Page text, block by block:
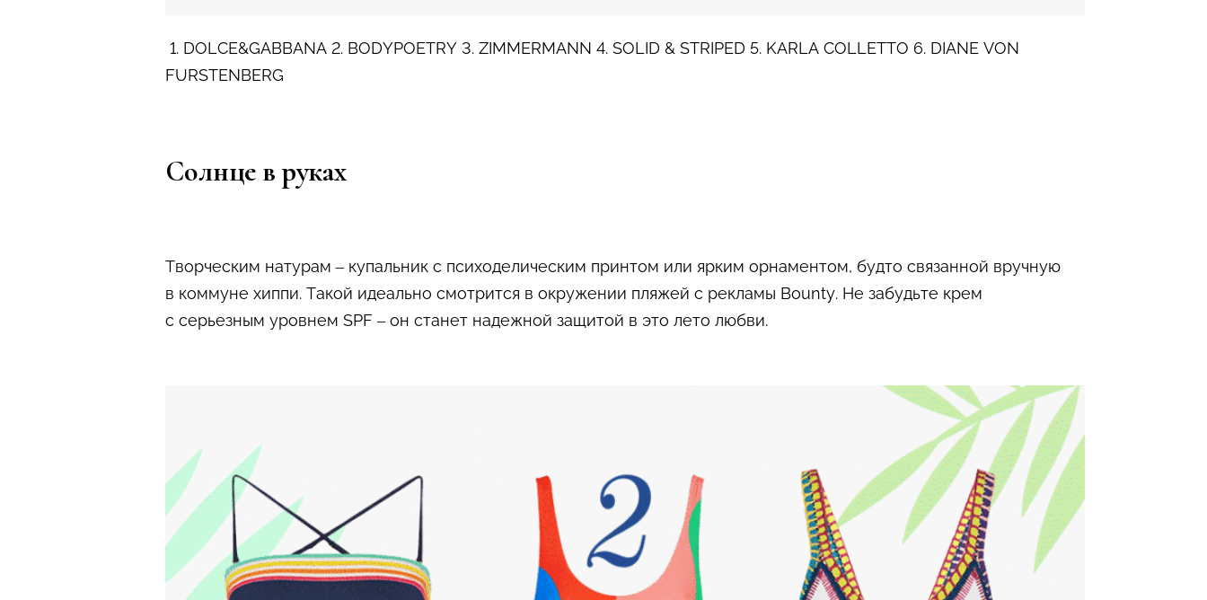
1. DOLCE&GABBANA 2. BODYPOETRY 3. ZIMMERMANN 4. SOLID & STRIPED 5. KARLA COLLETTO 6. DIANE VON
FURSTENBERG
Солнце в руках
Творческим натурам – купальник с психоделическим принтом или ярким орнаментом, будто связанной вручную
в коммуне хиппи. Такой идеально смотрится в окружении пляжей с рекламы Bounty. Не забудьте крем
с серьезным уровнем SPF – он станет надежной защитой в это лето любви.